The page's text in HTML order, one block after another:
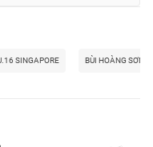
SINGAPORE BÙI HOÀNG SƠN